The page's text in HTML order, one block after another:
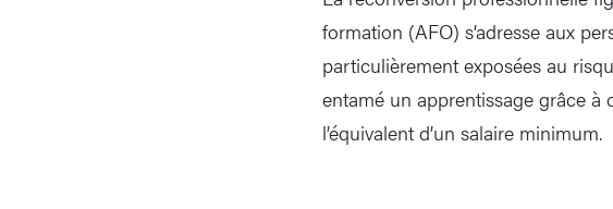
formation (AFO) s’adresse aux
particulièrement exposées au
entamé un apprentissage grâce à
l’équivalent d’un salaire minimum.